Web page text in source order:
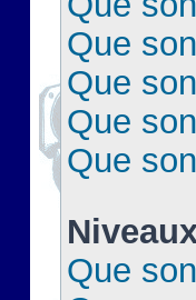
Que
Que
Que
Que
Que